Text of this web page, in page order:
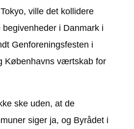
ville det kollidere
i Danmark i
Genforeningsfesten i
Københavns værtskab for
ske uden, at de
siger ja, og Byrådet i